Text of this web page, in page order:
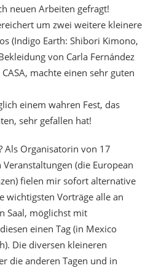
neuen Arbeiten gefragt!
um zwei weitere kleinere
(Indigo Earth: Shibori Kimono,
von Carla Fernández
machte einen sehr guten
einem wahren Fest, das
sehr gefallen hat!
Als Organisatorin von 17
(die European
fielen mir sofort alternative
wichtigsten Vorträge alle an
Saal, möglichst mit
einen Tag (in Mexico
Die diversen kleineren
die anderen Tagen und in